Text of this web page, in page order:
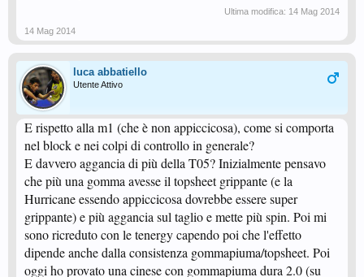
Ultima modifica: 14 Mag 2014
14 Mag 2014
luca abbatiello
Utente Attivo
E rispetto alla m1 (che è non appiccicosa), come si comporta
nel block e nei colpi di controllo in generale?
E davvero aggancia di più della T05? Inizialmente pensavo
che più una gomma avesse il topsheet grippante (e la
Hurricane essendo appiccicosa dovrebbe essere super
grippante) e più aggancia sul taglio e mette più spin. Poi mi
sono ricreduto con le tenergy capendo poi che l'effetto
dipende anche dalla consistenza gommapiuma/topsheet. Poi
oggi ho provato una cinese con gommapiuma dura 2.0 (su